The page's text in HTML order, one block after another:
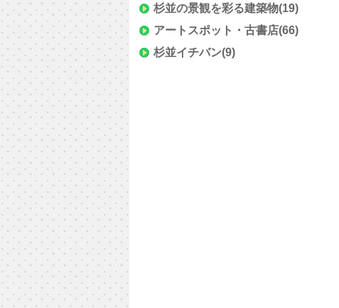
杉並の景観を彩る建築物(19)
アートスポット・古書店(66)
杉並イチバン(9)